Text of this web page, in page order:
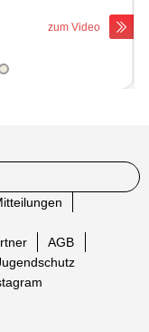
zum Video
AGB